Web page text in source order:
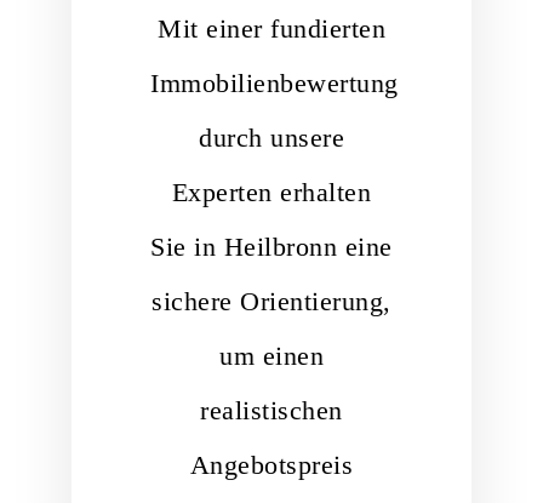
Mit einer fundierten
Immobilienbewertung
durch unsere
Experten erhalten
Sie in Heilbronn eine
sichere Orientierung,
um einen
realistischen
Angebotspreis